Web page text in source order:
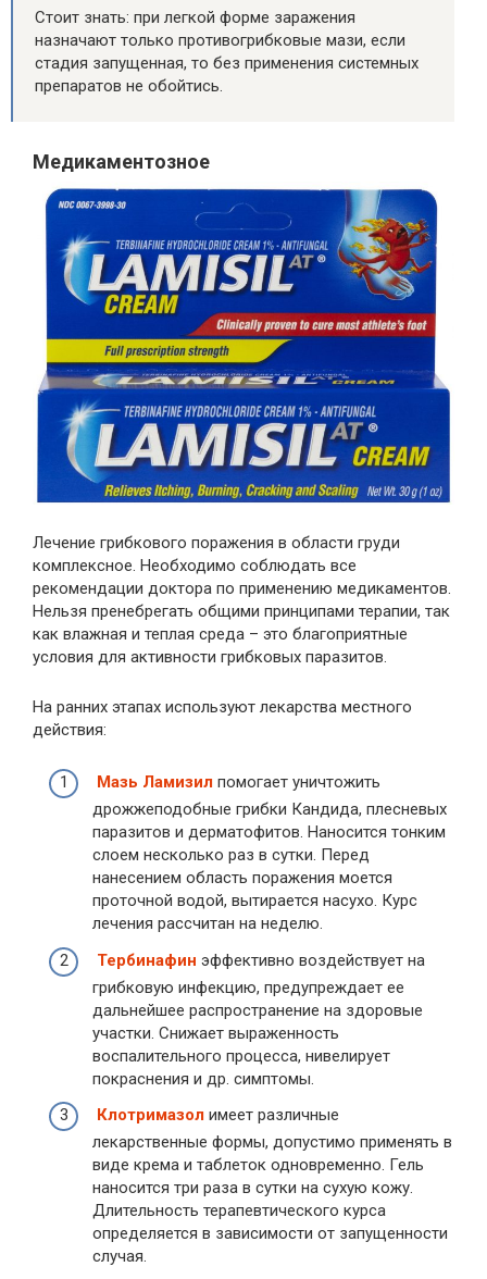
Стоит знать: при легкой форме заражения
назначают только противогрибковые мази, если
стадия запущенная, то без применения системных
препаратов не обойтись.
Медикаментозное
Лечение грибкового поражения в области груди
комплексное. Необходимо соблюдать все
рекомендации доктора по применению медикаментов.
Нельзя пренебрегать общими принципами терапии, так
как влажная и теплая среда – это благоприятные
условия для активности грибковых паразитов.
На ранних этапах используют лекарства местного
действия:
Мазь Ламизил помогает уничтожить
дрожжеподобные грибки Кандида, плесневых
паразитов и дерматофитов. Наносится тонким
слоем несколько раз в сутки. Перед
нанесением область поражения моется
проточной водой, вытирается насухо. Курс
лечения рассчитан на неделю.
Тербинафин эффективно воздействует на
грибковую инфекцию, предупреждает ее
дальнейшее распространение на здоровые
участки. Снижает выраженность
воспалительного процесса, нивелирует
покраснения и др. симптомы.
Клотримазол имеет различные
лекарственные формы, допустимо применять в
виде крема и таблеток одновременно. Гель
наносится три раза в сутки на сухую кожу.
Длительность терапевтического курса
определяется в зависимости от запущенности
случая.